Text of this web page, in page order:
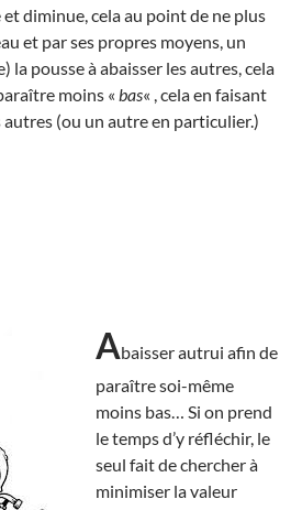
et diminue, cela au point de ne plus
et par ses propres moyens, un
la pousse à abaisser les autres, cela
moins « bas« , cela en faisant
autres (ou un autre en particulier.)
Abaisser autrui afin de
paraître soi-même
moins bas… Si on prend
le temps d’y réfléchir, le
seul fait de chercher à
minimiser la valeur